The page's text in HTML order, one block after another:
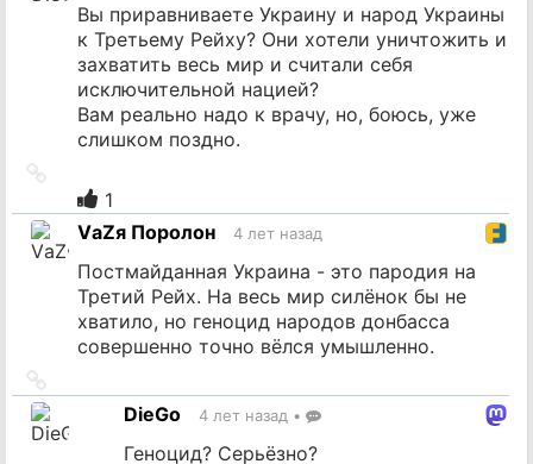
Вы приравниваете Украину и народ Украины
к Третьему Рейху? Они хотели уничтожить и
захватить весь мир и считали себя
исключительной нацией?
Вам реально надо к врачу, но, боюсь, уже
слишком поздно.
источник
1
VаZя Поролон
4 лет назад
Постмайданная Украина - это пародия на
Третий Рейх. На весь мир силёнок бы не
хватило, но геноцид народов донбасса
совершенно точно вёлся умышленно.
на
источник DieGo 4 лет назад •
Геноцид? Серьёзно?